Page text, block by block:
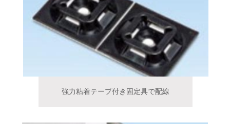
強力粘着テープ付き固定具で配線